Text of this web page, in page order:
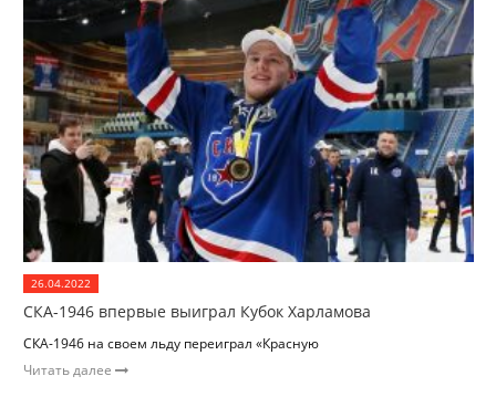
26.04.2022
СКА-1946 впервые выиграл Кубок Харламова
СКА-1946 на своем льду переиграл «Красную
Читать далее